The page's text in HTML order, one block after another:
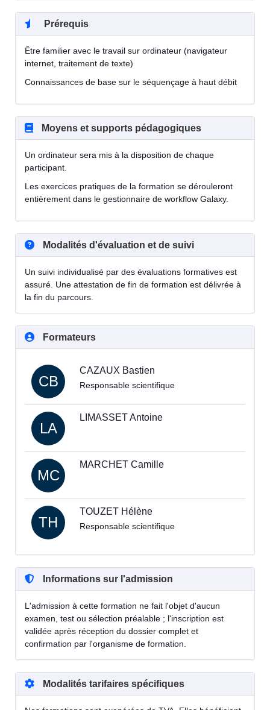
Prérequis
Être familier avec le travail sur ordinateur (navigateur
internet, traitement de texte)
Connaissances de base sur le séquençage à haut débit
Moyens et supports pédagogiques
Un ordinateur sera mis à la disposition de chaque
participant.
Les exercices pratiques de la formation se dérouleront
entièrement dans le gestionnaire de workflow Galaxy.
Modalités d'évaluation et de suivi
Un suivi individualisé par des évaluations formatives est
assuré. Une attestation de fin de formation est délivrée à
la fin du parcours.
Formateurs
CB
CAZAUX Bastien
Responsable scientifique
LA
LIMASSET Antoine
MC
MARCHET Camille
TH
TOUZET Hélène
Responsable scientifique
Informations sur l'admission
L'admission à cette formation ne fait l'objet d'aucun
examen, test ou sélection préalable ; l'inscription est
validée après réception du dossier complet et
confirmation par l'organisme de formation.
Modalités tarifaires spécifiques